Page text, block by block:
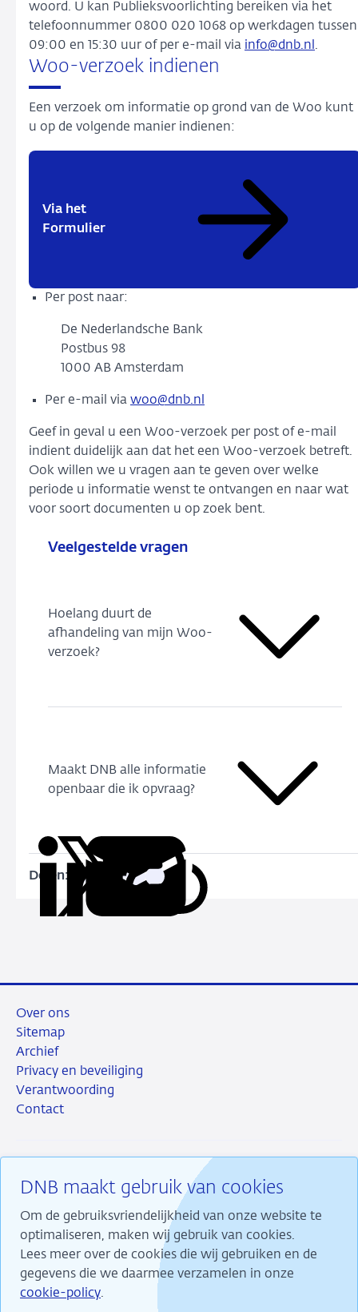
woord. U kan Publieksvoorlichting bereiken via het
telefoonnummer 0800 020 1068 op werkdagen tussen
09:00 en 15:30 uur of per e-mail via info@dnb.nl.
Woo-verzoek indienen
Een verzoek om informatie op grond van de Woo kunt
u op de volgende manier indienen:
Via het
Formulier
Per post naar:
De Nederlandsche Bank
Postbus 98
1000 AB Amsterdam
Per e-mail via woo@dnb.nl
Geef in geval u een Woo-verzoek per post of e-mail
indient duidelijk aan dat het een Woo-verzoek betreft.
Ook willen we u vragen aan te geven over welke
periode u informatie wenst te ontvangen en naar wat
voor soort documenten u op zoek bent.
Veelgestelde vragen
Hoelang duurt de
afhandeling van mijn Woo-
verzoek?
Maakt DNB alle informatie
openbaar die ik opvraag?
Delen:
Deel
via
DeelDeelKopieer
DNB maakt gebruik van cookies
Om de gebruiksvriendelijkheid van onze website te
optimaliseren, maken wij gebruik van cookies.
Lees meer over de cookies die wij gebruiken en de
gegevens die we daarmee verzamelen in onze
cookie-policy.
Over ons
Sitemap
Archief
Privacy en beveiliging
Verantwoording
Contact
RSS InstagramLinkedin
X
Wij maken ons sterk voor financiële stabiliteit en
dragen daarmee bij aan duurzame welvaart in